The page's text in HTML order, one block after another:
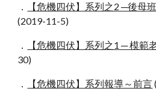
．
【危機四伏】系列之2 ─後母
(2019-11-5)
． 【危機四伏】系列之1 ─ 模範
30)
． 【危機四伏】系列報導～前言